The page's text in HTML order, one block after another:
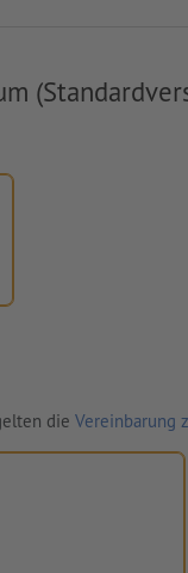
die Vereinbarung